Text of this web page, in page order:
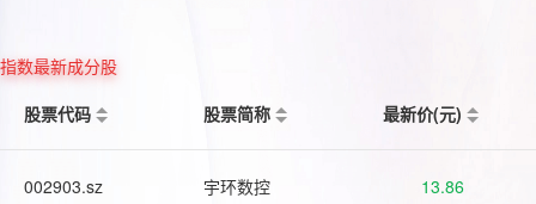
指数最新成分股
股票代码
股票简称 最新价(元)
002903.sz 宇环数控 13.86